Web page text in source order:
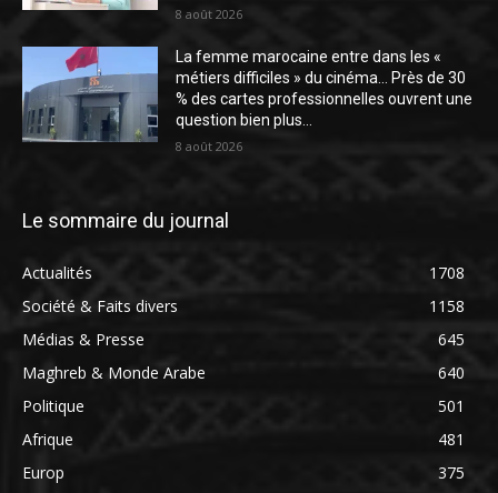
8 août 2026
La femme marocaine entre dans les «
métiers difficiles » du cinéma… Près de 30
% des cartes professionnelles ouvrent une
question bien plus...
8 août 2026
Le sommaire du journal
Actualités
1708
Société & Faits divers
1158
Médias & Presse
645
Maghreb & Monde Arabe
640
Politique
501
Afrique
481
Europ
375